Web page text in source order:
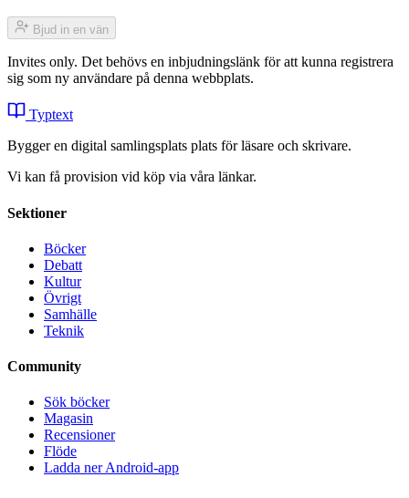
Bjud in en vän
Invites only. Det behövs en inbjudningslänk för att kunna registrera
sig som ny användare på denna webbplats.
Typtext
Bygger en digital samlingsplats plats för läsare och skrivare.
Vi kan få provision vid köp via våra länkar.
Sektioner
Böcker
Debatt
Kultur
Övrigt
Samhälle
Teknik
Community
Sök böcker
Magasin
Recensioner
Flöde
Ladda ner Android-app